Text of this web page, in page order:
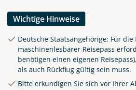
Wichtige Hinweise
Deutsche Staatsangehörige: Für
maschinenlesbarer Reisepass
benötigen einen eigenen
als auch Rückflug gültig sein muss.
Bitte erkundigen Sie sich vor Ihrer